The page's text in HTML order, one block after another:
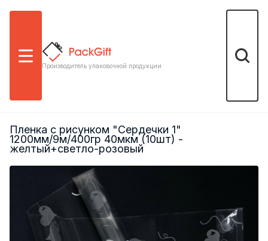
Меню
Производитель упаковочной продукции
Поиск
Пленка с рисунком "Сердечки 1"
1200мм/9м/400гр 40мкм (10шт) -
желтый+светло-розовый